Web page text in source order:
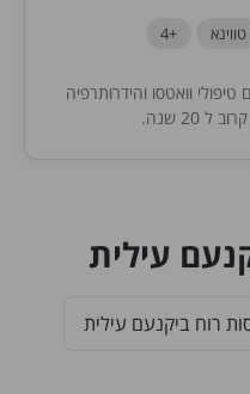
טווינא +4
וואטסו והידרותרפיה
20 שנה.
עילית
רוח ביקנעם עילית